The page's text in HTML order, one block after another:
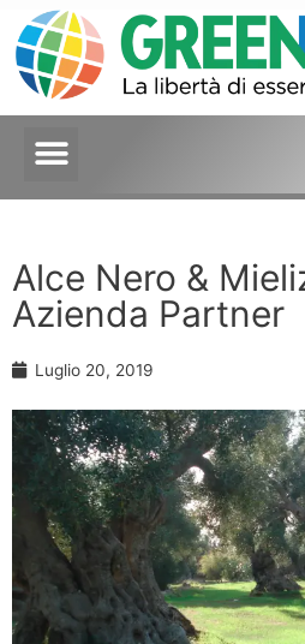
Alce Nero &
Azienda Partner
Luglio 20, 2019